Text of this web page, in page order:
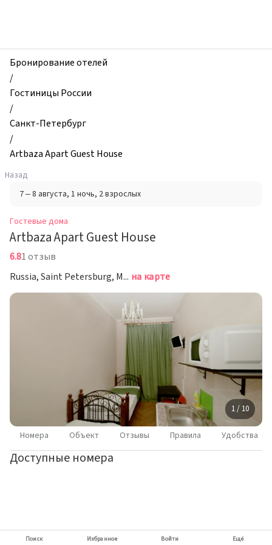
дома,
Artbaza
Apart
Guest
House,
Санкт-
Петербург,
Россия
Бронирование отелей
/
Гостиницы России
/
Санкт-Петербург
/
Artbaza Apart Guest House
Назад
7 – 8 августа, 1 ночь, 2 взрослых
Гостевые дома
Artbaza Apart Guest House
6.81 отзыв
Russia, Saint Petersburg, Marata Street, 30, Saint Petersburg, Санкт-Петербург на карте
1 / 10
Номера Объект Отзывы Правила Удобства
Доступные номера
Поиск Избранное Войти Ещё